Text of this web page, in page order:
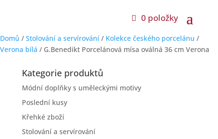
0 položky
Domů / Stolování a servírování / Kolekce českého porcelánu /
Verona bílá / G.Benedikt Porcelánová mísa oválná 36 cm Verona
Kategorie produktů
Módní doplňky s uměleckými motivy
Poslední kusy
Křehké zboží
Stolování a servírování